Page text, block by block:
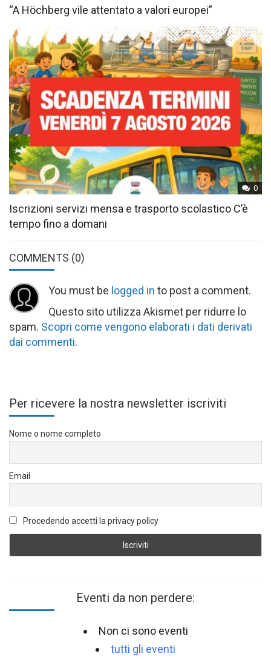
“A Höchberg vile attentato a valori europei”
0
Iscrizioni servizi mensa e trasporto scolastico C’è
tempo fino a domani
COMMENTS (0)
You must be logged in to post a comment.
Questo sito utilizza Akismet per ridurre lo
spam. Scopri come vengono elaborati i dati derivati
dai commenti.
Per ricevere la nostra newsletter iscriviti
Nome o nome completo
Email
Procedendo accetti la privacy policy
Eventi da non perdere:
Non ci sono eventi
tutti gli eventi